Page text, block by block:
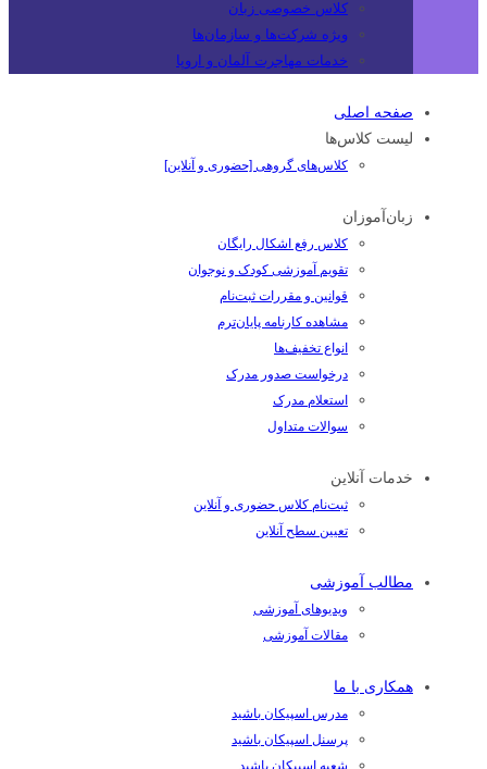
کلاس خصوصی زبان
ویژه شرکت‌ها و سازمان‌ها
خدمات مهاجرت آلمان و اروپا
صفحه اصلی
لیست کلاس‌ها
کلاس‌های گروهی [حضوری و آنلاین]
زبان‌آموزان
کلاس رفع اشکال رایگان
تقویم آموزشی کودک و نوجوان
قوانین و مقررات ثبت‌نام
مشاهده کارنامه پایان‌ترم
انواع تخفیف‌ها
درخواست صدور مدرک
استعلام مدرک
سوالات متداول
خدمات آنلاین
ثبت‌نام کلاس حضوری و آنلاین
تعیین سطح آنلاین
مطالب آموزشی
ویدیوهای آموزشی
مقالات آموزشی
همکاری با ما
مدرس اسپیکان باشید
پرسنل اسپیکان باشید
شعبه اسپیکان باشید